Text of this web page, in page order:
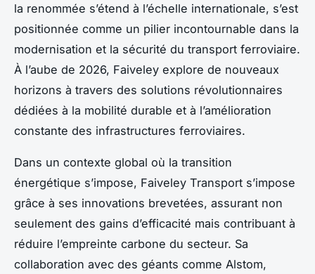
la renommée s’étend à l’échelle internationale, s’est
positionnée comme un pilier incontournable dans la
modernisation et la sécurité du transport ferroviaire.
À l’aube de 2026, Faiveley explore de nouveaux
horizons à travers des solutions révolutionnaires
dédiées à la mobilité durable et à l’amélioration
constante des infrastructures ferroviaires.
Dans un contexte global où la transition
énergétique s’impose, Faiveley Transport s’impose
grâce à ses innovations brevetées, assurant non
seulement des gains d’efficacité mais contribuant à
réduire l’empreinte carbone du secteur. Sa
collaboration avec des géants comme Alstom,